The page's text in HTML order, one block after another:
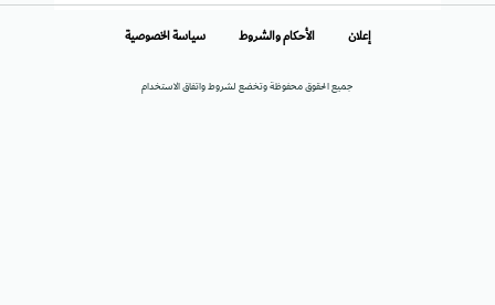
جميع الحقوق محفوظة وتخضع لشروط واتفاق الاستخدام
إعلان الأحكام والشروط سياسة الخصوصية